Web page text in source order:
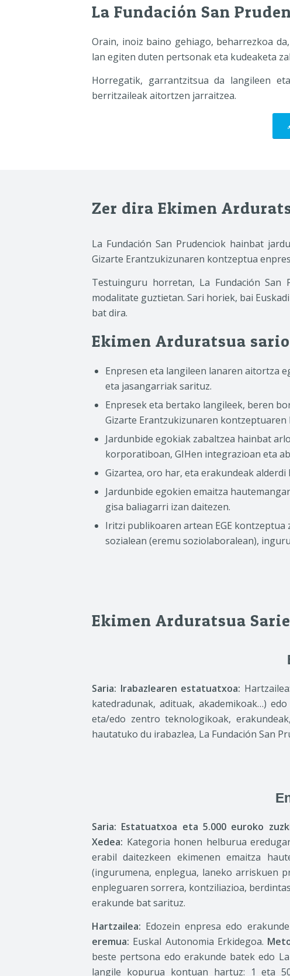
La Fundación San
Orain, inoiz baino gehiago, beharrezkoa
lan egiten duten pertsonak eta kudeaketa
Horregatik, garrantzitsua da langileen
berritzaileak aitortzen jarraitzea.
Zer dira Ekimen
La Fundación San Prudenciok hainbat
Gizarte Erantzukizunaren kontzeptua
Testuinguru horretan, La Fundación San
modalitate guztietan. Sari horiek, bai
bat dira.
Ekimen Arduratsua
Enpresen eta langileen lanaren aitortza
eta jasangarriak sarituz.
Enpresek eta bertako langileek, beren
Gizarte Erantzukizunaren kontzeptuaren
Jardunbide egokiak zabaltzea hainbat
korporatiboan, GIHen integrazioan eta
Gizartea, oro har, eta erakundeak
Jardunbide egokien emaitza
gisa baliagarri izan daitezen.
Iritzi publikoaren artean EGE kontzeptua
sozialean (eremu soziolaboralean),
Ekimen Arduratsua
Saria: Irabazlearen estatuatxoa:
katedradunak, adituak, akademikoak…)
eta/edo zentro teknologikoak,
hautatuko du irabazlea, La Fundación San
Saria: Estatuatxoa eta 5.000 euroko
Xedea: Kategoria honen helburua
erabil daitezkeen ekimenen emaitza
(ingurumena, enplegua, laneko arriskuen
enpleguaren sorrera, kontziliazioa,
erakunde bat sarituz.
Hartzailea: Edozein enpresa edo
eremua: Euskal Autonomia Erkidegoa.
beste pertsona edo erakunde batek edo
langile kopurua kontuan hartuz: 1 eta